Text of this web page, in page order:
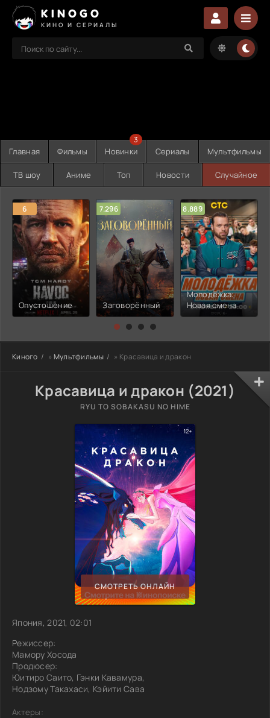
KINOGO
КИНО И СЕРИАЛЫ
Главная Фильмы Новинки
3
Сериалы Мультфильмы
ТВ шоу Аниме Топ Новости Случайное
6
Опустошение
7.296
Заговорённый
8.889
Молодёжка:
Новая смена
Киного » Мультфильмы » Красавица и дракон
Красавица и дракон (2021)
RYU TO SOBAKASU NO HIME
СМОТРЕТЬ ОНЛАЙН
Япония, 2021, 02:01
Режиссер:
Мамору Хосода
Продюсер:
Юитиро Саито, Гэнки Кавамура,
Нодзому Такахаси, Кэйити Сава
Актеры: